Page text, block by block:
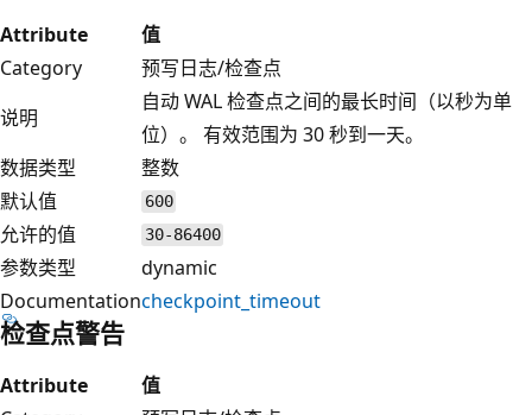
Attribute
值
Category
预写日志/检查点
说明
自动 WAL 检查点之间的最长时间（以秒为单
位）。 有效范围为 30 秒到一天。
数据类型
整数
默认值
600
允许的值 30-86400
参数类型
dynamic
Documentationcheckpoint_timeout
检查点警告
Attribute
值